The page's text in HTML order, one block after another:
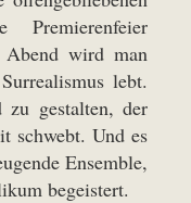
wird man
lebt.
zu gestalten, der
schwebt. Und es
Ensemble,
begeistert.